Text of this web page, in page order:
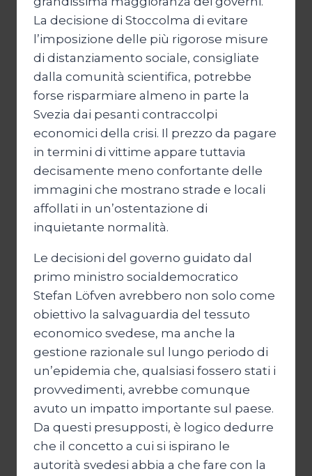
La decisione di Stoccolma di evitare
l’imposizione delle più rigorose misure
di distanziamento sociale, consigliate
dalla comunità scientifica, potrebbe
forse risparmiare almeno in parte la
Svezia dai pesanti contraccolpi
economici della crisi. Il prezzo da pagare
in termini di vittime appare tuttavia
decisamente meno confortante delle
immagini che mostrano strade e locali
affollati in un’ostentazione di
inquietante normalità.
Le decisioni del governo guidato dal
primo ministro socialdemocratico
Stefan Löfven avrebbero non solo come
obiettivo la salvaguardia del tessuto
economico svedese, ma anche la
gestione razionale sul lungo periodo di
un’epidemia che, qualsiasi fossero stati i
provvedimenti, avrebbe comunque
avuto un impatto importante sul paese.
Da questi presupposti, è logico dedurre
che il concetto a cui si ispirano le
autorità svedesi abbia a che fare con la